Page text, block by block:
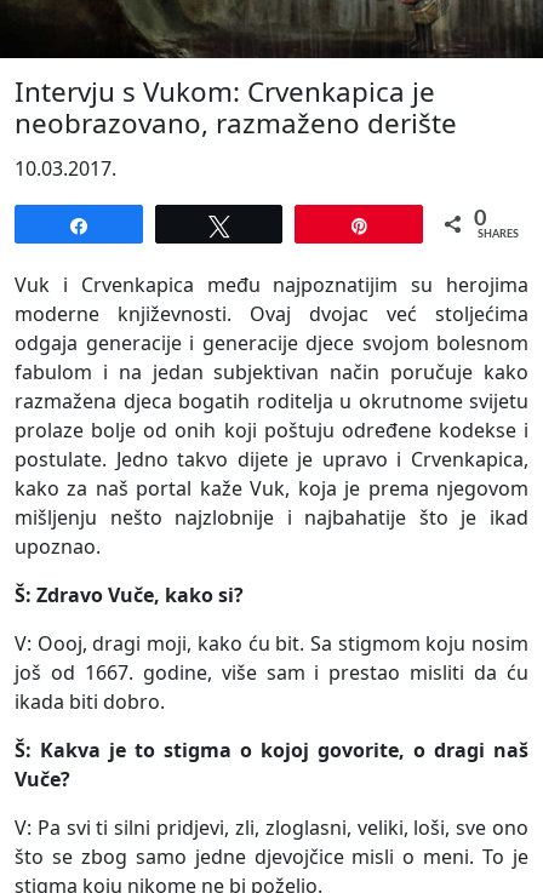
Intervju s Vukom: Crvenkapica je
neobrazovano, razmaženo derište
10.03.2017.
0
SHARES
Vuk i Crvenkapica među najpoznatijim su herojima
moderne književnosti. Ovaj dvojac već stoljećima
odgaja generacije i generacije djece svojom bolesnom
fabulom i na jedan subjektivan način poručuje kako
razmažena djeca bogatih roditelja u okrutnome svijetu
prolaze bolje od onih koji poštuju određene kodekse i
postulate. Jedno takvo dijete je upravo i Crvenkapica,
kako za naš portal kaže Vuk, koja je prema njegovom
mišljenju nešto najzlobnije i najbahatije što je ikad
upoznao.
Š: Zdravo Vuče, kako si?
V: Oooj, dragi moji, kako ću bit. Sa stigmom koju nosim
još od 1667. godine, više sam i prestao misliti da ću
ikada biti dobro.
Š: Kakva je to stigma o kojoj govorite, o dragi naš
Vuče?
V: Pa svi ti silni pridjevi, zli, zloglasni, veliki, loši, sve ono
što se zbog samo jedne djevojčice misli o meni. To je
stigma koju nikome ne bi poželio.